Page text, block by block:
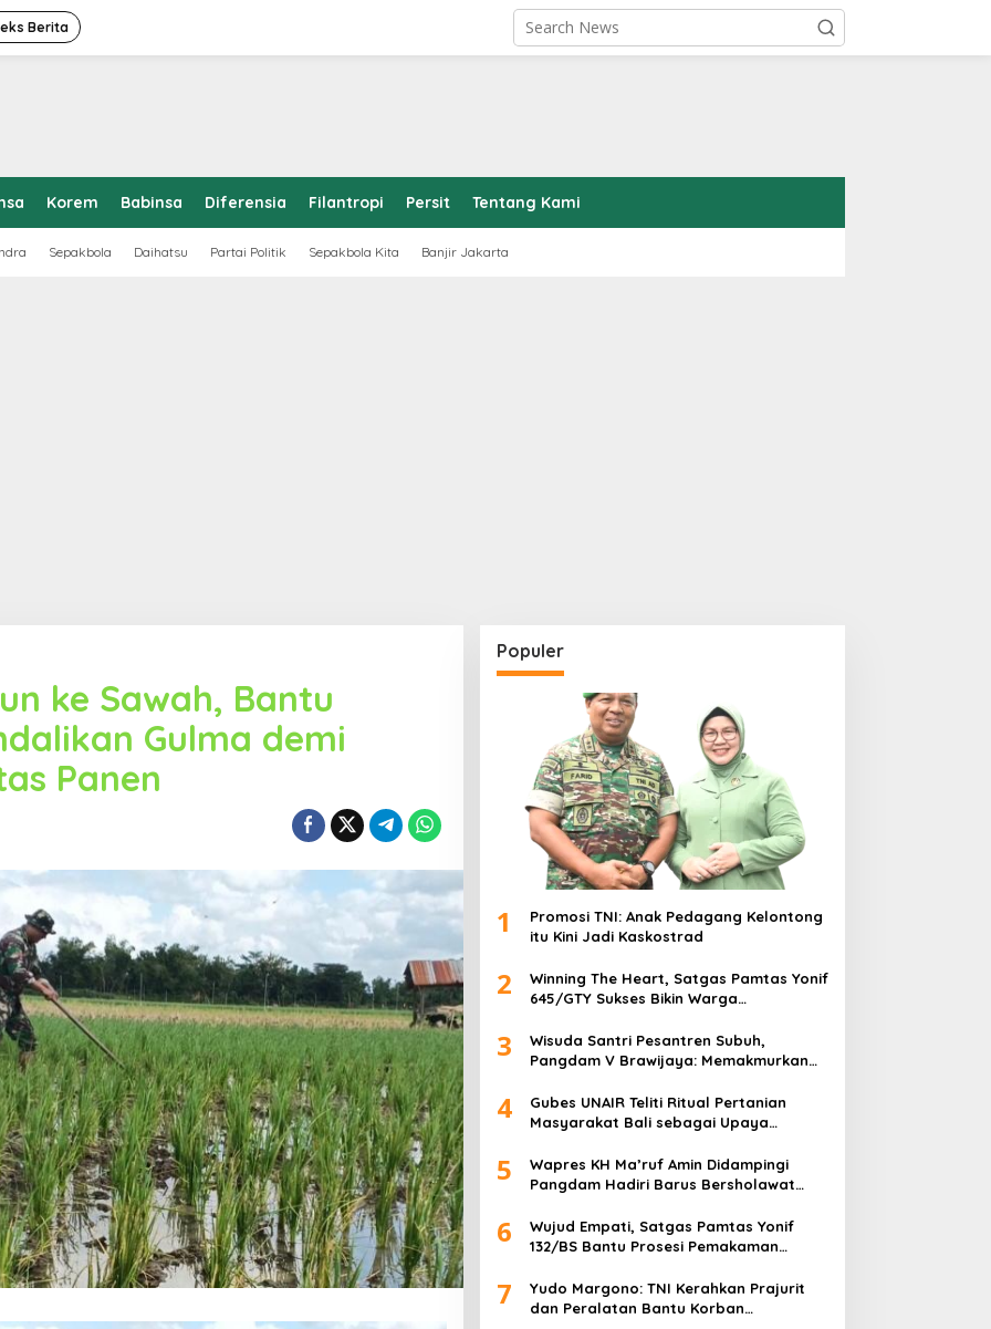
Berita
Korem Babinsa Diferensia Filantropi Persit Tentang Kami
Sepakbola Daihatsu Partai Politik Sepakbola Kita Banjir Jakarta
ke Sawah, Bantu
Gulma demi
Panen
Populer
1
Promosi TNI: Anak Pedagang Kelontong
itu Kini Jadi Kaskostrad
2
Winning The Heart, Satgas Pamtas Yonif
645/GTY Sukses Bikin Warga
3
Wisuda Santri Pesantren Subuh,
Pangdam V Brawijaya: Memakmurkan
4
Gubes UNAIR Teliti Ritual Pertanian
Masyarakat Bali sebagai Upaya
5
Wapres KH Ma’ruf Amin Didampingi
Pangdam Hadiri Barus Bersholawat
6
Wujud Empati, Satgas Pamtas Yonif
132/BS Bantu Prosesi Pemakaman
7
Yudo Margono: TNI Kerahkan Prajurit
dan Peralatan Bantu Korban